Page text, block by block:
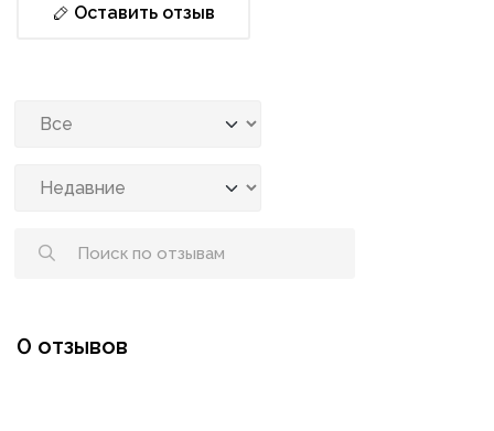
Оставить отзыв
0 отзывов